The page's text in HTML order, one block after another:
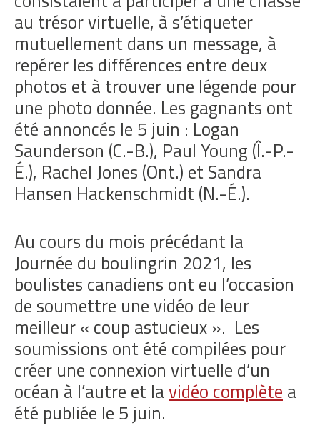
au trésor virtuelle, à s’étiqueter
mutuellement dans un message, à
repérer les différences entre deux
photos et à trouver une légende pour
une photo donnée. Les gagnants ont
été annoncés le 5 juin : Logan
Saunderson (C.-B.), Paul Young (Î.-P.-
É.), Rachel Jones (Ont.) et Sandra
Hansen Hackenschmidt (N.-É.).
Au cours du mois précédant la
Journée du boulingrin 2021, les
boulistes canadiens ont eu l’occasion
de soumettre une vidéo de leur
meilleur « coup astucieux ». Les
soumissions ont été compilées pour
créer une connexion virtuelle d’un
océan à l’autre et lavidéo complète a
été publiée le 5 juin.